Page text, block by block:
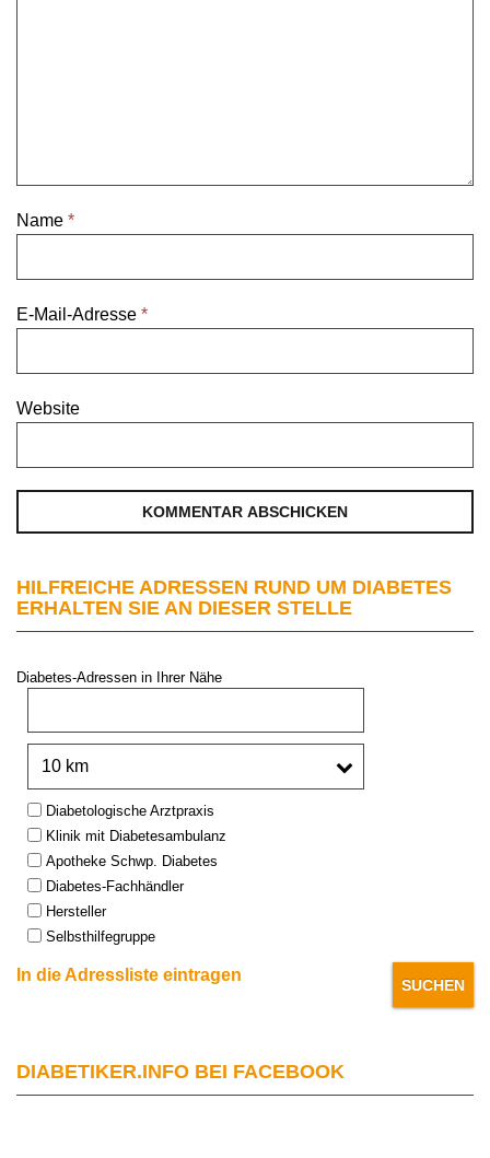
Name *
E-Mail-Adresse *
Website
HILFREICHE ADRESSEN RUND UM DIABETES
ERHALTEN SIE AN DIESER STELLE
Diabetes-Adressen in Ihrer Nähe
Type:Diabetologische Arztpraxis
Klinik mit Diabetesambulanz
Apotheke Schwp. Diabetes
Diabetes-Fachhändler
Hersteller
Selbsthilfegruppe
In die Adressliste eintragen
DIABETIKER.INFO BEI FACEBOOK